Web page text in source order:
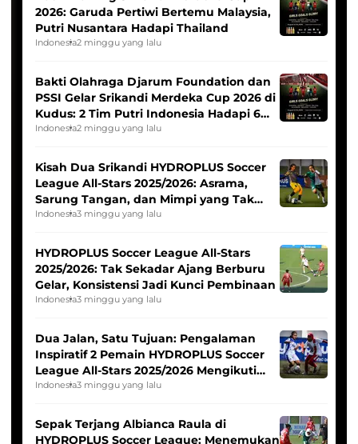
2026: Garuda Pertiwi Bertemu Malaysia,
Putri Nusantara Hadapi Thailand
Indonesia2 minggu yang lalu
Bakti Olahraga Djarum Foundation dan
PSSI Gelar Srikandi Merdeka Cup 2026 di
Kudus: 2 Tim Putri Indonesia Hadapi 6
Tim Asia
Indonesia2 minggu yang lalu
Kisah Dua Srikandi HYDROPLUS Soccer
League All-Stars 2025/2026: Asrama,
Sarung Tangan, dan Mimpi yang Tak
Pernah Padam
Indonesia3 minggu yang lalu
HYDROPLUS Soccer League All-Stars
2025/2026: Tak Sekadar Ajang Berburu
Gelar, Konsistensi Jadi Kunci Pembinaan
Indonesia3 minggu yang lalu
Dua Jalan, Satu Tujuan: Pengalaman
Inspiratif 2 Pemain HYDROPLUS Soccer
League All-Stars 2025/2026 Mengikuti
Seleksi Timnas Indonesia Putri
Indonesia3 minggu yang lalu
Sepak Terjang Albianca Raula di
HYDROPLUS Soccer League: Menemukan